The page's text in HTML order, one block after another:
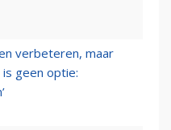
verbeteren, maar
geen optie: